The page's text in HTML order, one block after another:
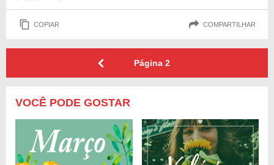
COPIAR COMPARTILHAR
Página2
VOCÊ PODE GOSTAR